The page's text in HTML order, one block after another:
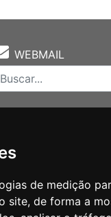
de medição
site, de forma a
WEBMAIL
Técnicas